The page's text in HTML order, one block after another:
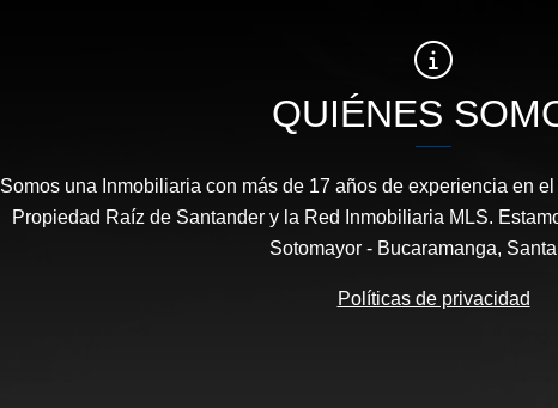
QUIÉNES
Somos una Inmobiliaria con más de 17 años de experiencia en
Propiedad Raíz de Santander y la Red Inmobiliaria MLS.
Sotomayor - Bucaramanga,
Políticas de privacidad